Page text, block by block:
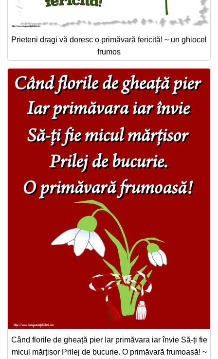
Prieteni dragi vă doresc o primăvară fericită! ~ un ghiocel
frumos
Când florile de gheață pier Iar primăvara iar învie Să-ți fie
micul mărțisor Prilej de bucurie. O primăvară frumoasă! ~